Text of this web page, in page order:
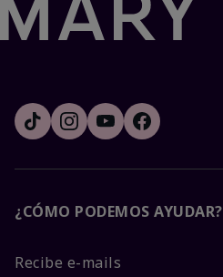
¿CÓMO PODEMOS AYUDAR?
Recibe e-mails